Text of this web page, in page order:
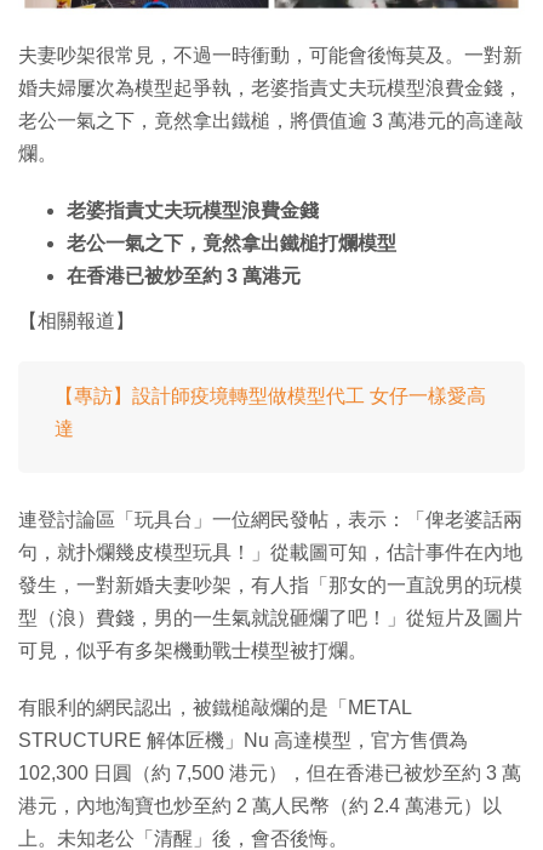
夫妻吵架很常見，不過一時衝動，可能會後悔莫及。一對新
婚夫婦屢次為模型起爭執，老婆指責丈夫玩模型浪費金錢，
老公一氣之下，竟然拿出鐵槌，將價值逾 3 萬港元的高達敲
爛。
老婆指責丈夫玩模型浪費金錢
老公一氣之下，竟然拿出鐵槌打爛模型
在香港已被炒至約 3 萬港元
【相關報道】
【專訪】設計師疫境轉型做模型代工 女仔一樣愛高
達
連登討論區「玩具台」一位網民發帖，表示：「俾老婆話兩
句，就扑爛幾皮模型玩具！」從載圖可知，估計事件在內地
發生，一對新婚夫妻吵架，有人指「那女的一直說男的玩模
型（浪）費錢，男的一生氣就說砸爛了吧！」從短片及圖片
可見，似乎有多架機動戰士模型被打爛。
有眼利的網民認出，被鐵槌敲爛的是「METAL
STRUCTURE 解体匠機」Nu 高達模型，官方售價為
102,300 日圓（約 7,500 港元），但在香港已被炒至約 3 萬
港元，內地淘寶也炒至約 2 萬人民幣（約 2.4 萬港元）以
上。未知老公「清醒」後，會否後悔。